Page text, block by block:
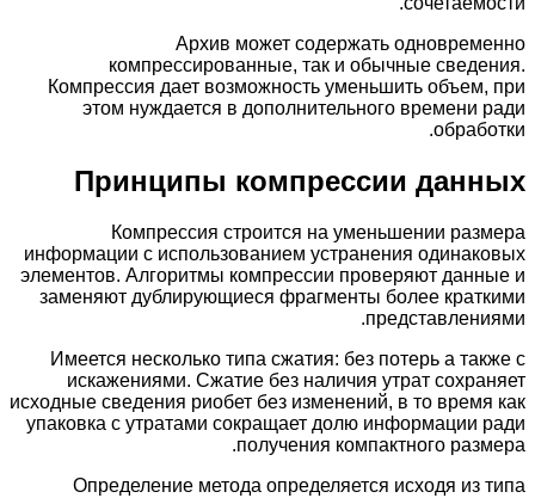
Архив может содержать одновременно
компрессированные, так и обычные сведения.
Компрессия дает возможность уменьшить объем, при
этом нуждается в дополнительного времени ради
обработки.
Принципы компрессии данных
Компрессия строится на уменьшении размера
информации с использованием устранения одинаковых
элементов. Алгоритмы компрессии проверяют данные и
заменяют дублирующиеся фрагменты более краткими
представлениями.
Имеется несколько типа сжатия: без потерь а также с
искажениями. Сжатие без наличия утрат сохраняет
исходные сведения риобет без изменений, в то время как
упаковка с утратами сокращает долю информации ради
получения компактного размера.
Определение метода определяется исходя из типа